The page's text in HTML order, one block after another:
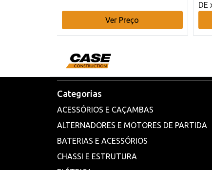
Ver Preço
DE
Categorias
ACESSÓRIOS E CAÇAMBAS
ALTERNADORES E MOTORES DE PARTIDA
BATERIAS E ACESSÓRIOS
CHASSI E ESTRUTURA